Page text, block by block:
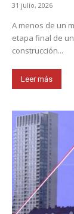
31 julio, 2026
A menos de un
etapa final de
construcción...
Leer más